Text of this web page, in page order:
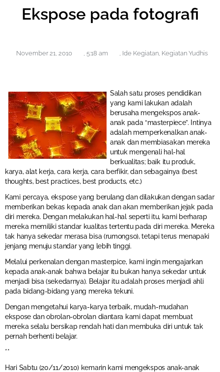
Ekspose pada fotografi
November 21, 2010 , 5:18 am , Ide Kegiatan, Kegiatan Yudhis
Salah satu proses pendidikan
yang kami lakukan adalah
berusaha mengekspos anak-
anak pada “masterpiece”. Intinya
adalah memperkenalkan anak-
anak dan membiasakan mereka
untuk mengenali hal-hal
berkualitas; baik itu produk,
karya, alat kerja, cara kerja, cara berfikir, dan sebagainya (best
thoughts, best practices, best products, etc.)
Kami percaya, ekspose yang berulang dan dilakukan dengan sadar
memberikan bekas kepada anak dan akan memberikan jejak pada
diri mereka. Dengan melakukan hal-hal seperti itu, kami berharap
mereka memiliki standar kualitas tertentu pada diri mereka. Mereka
tak hanya sekedar merasa bisa (rumongso), tetapi terus menapaki
jenjang menuju standar yang lebih tinggi.
Melalui perkenalan dengan masterpice, kami ingin mengajarkan
kepada anak-anak bahwa belajar itu bukan hanya sekedar untuk
menjadi bisa (sekedarnya). Belajar itu adalah proses menjadi ahli
pada bidang-bidang yang mereka tekuni.
Dengan mengetahui karya-karya terbaik, mudah-mudahan
ekspose dan obrolan-obrolan diantara kami dapat membuat
mereka selalu bersikap rendah hati dan membuka diri untuk tak
pernah berhenti belajar.
**
Hari Sabtu (20/11/2010) kemarin kami mengekspos anak-anak